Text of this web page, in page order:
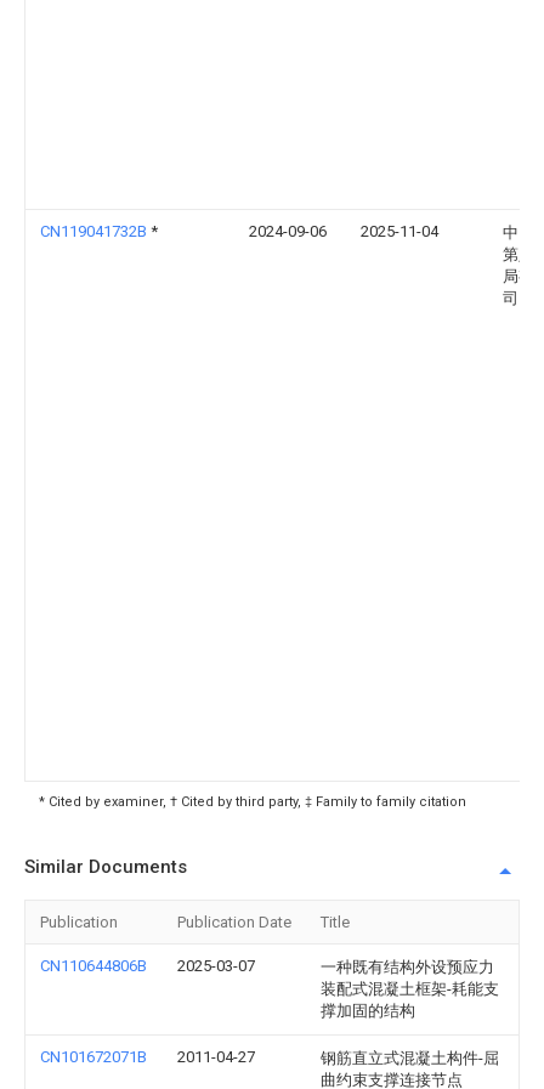
CN119041732B * 2024-09-06 2025-11-04
中国
第八
局有
司
* Cited by examiner, † Cited by third party, ‡ Family to family citation
Similar Documents
Publication Publication Date Title
CN110644806B 2025-03-07
一种既有结构外设预应力
装配式混凝土框架-耗能支
撑加固的结构
CN101672071B 2011-04-27
钢筋直立式混凝土构件-屈
曲约束支撑连接节点